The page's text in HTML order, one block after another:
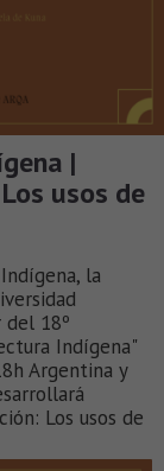
|
usos de
la
18º
Indígena"
Argentina y
Los usos de